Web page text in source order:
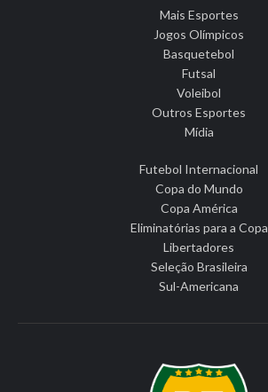
Mais Esportes
Jogos Olímpicos
Basquetebol
Futsal
Voleibol
Outros Esportes
Mídia
Futebol Internacional
Copa do Mundo
Copa América
Eliminatórias para a Copa
Libertadores
Seleção Brasileira
Sul-Americana